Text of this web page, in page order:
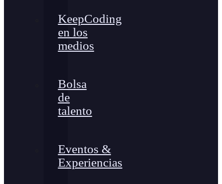
KeepCoding
en los
medios
Bolsa
de
talento
Eventos &
Experiencias